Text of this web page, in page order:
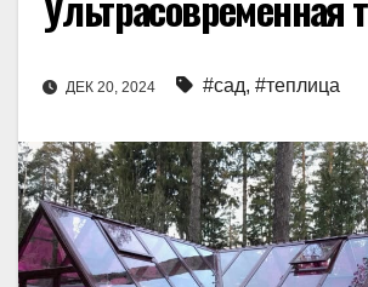
ДЕК 20, 2024 #сад, #теплица